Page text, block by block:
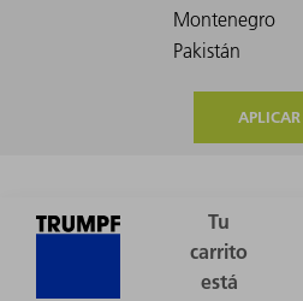
APLICAR